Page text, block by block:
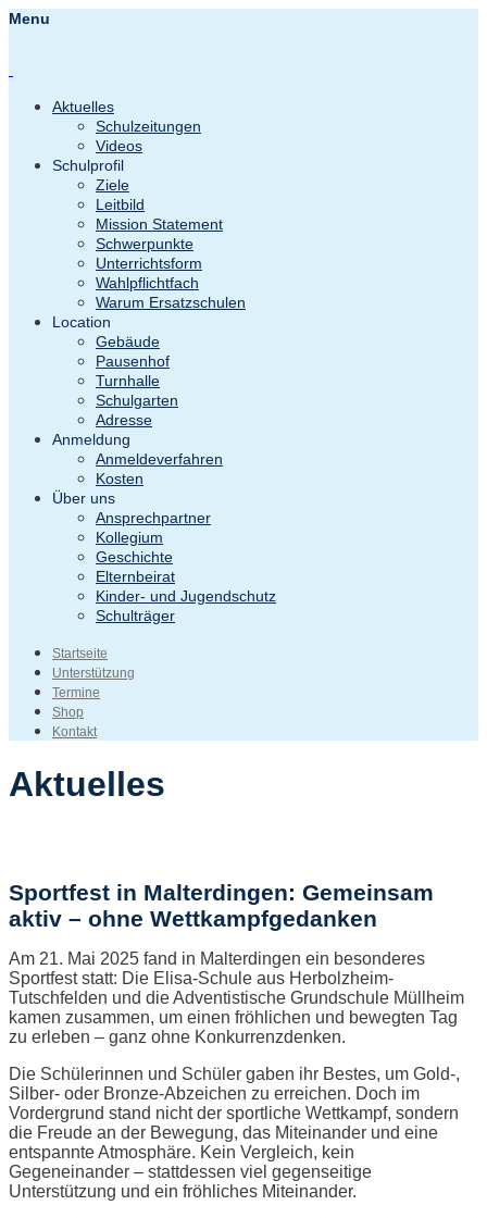
Menu
Aktuelles
Schulzeitungen
Videos
Schulprofil
Ziele
Leitbild
Mission Statement
Schwerpunkte
Unterrichtsform
Wahlpflichtfach
Warum Ersatzschulen
Location
Gebäude
Pausenhof
Turnhalle
Schulgarten
Adresse
Anmeldung
Anmeldeverfahren
Kosten
Über uns
Ansprechpartner
Kollegium
Geschichte
Elternbeirat
Kinder- und Jugendschutz
Schulträger
Startseite
Unterstützung
Termine
Shop
Kontakt
Aktuelles
Sportfest in Malterdingen: Gemeinsam
aktiv – ohne Wettkampfgedanken
Am 21. Mai 2025 fand in Malterdingen ein besonderes
Sportfest statt: Die Elisa-Schule aus Herbolzheim-
Tutschfelden und die Adventistische Grundschule Müllheim
kamen zusammen, um einen fröhlichen und bewegten Tag
zu erleben – ganz ohne Konkurrenzdenken.
Die Schülerinnen und Schüler gaben ihr Bestes, um Gold-,
Silber- oder Bronze-Abzeichen zu erreichen. Doch im
Vordergrund stand nicht der sportliche Wettkampf, sondern
die Freude an der Bewegung, das Miteinander und eine
entspannte Atmosphäre. Kein Vergleich, kein
Gegeneinander – stattdessen viel gegenseitige
Unterstützung und ein fröhliches Miteinander.